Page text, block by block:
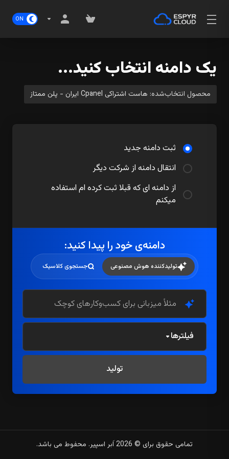
یک دامنه انتخاب کنید...
محصول انتخاب‌شده: هاست اشتراکی Cpanel ایران - پلن ممتاز
ثبت دامنه جدید
انتقال دامنه از شرکت دیگر
از دامنه ای که قبلا ثبت کرده ام استفاده
میکنم
دامنه‌ی خود را پیدا کنید:
تولیدکننده هوش مصنوعی جستجوی کلاسیک
مثلاً میزبانی برای کسب‌وکارهای کوچک
فیلترها
تولید
تمامی حقوق برای © 2026 اَبر اسپیر. محفوط می باشد.